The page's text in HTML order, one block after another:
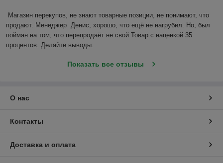
Магазин перекупов, не знают товарные позиции, не понимают, что
продают. Менеджер  Денис, хорошо, что ещё не нагрубил. Но, был
пойман на том, что перепродаёт не свой Товар с наценкой 35
процентов. Делайте выводы.
Показать все отзывы
О нас
Контакты
Доставка и оплата